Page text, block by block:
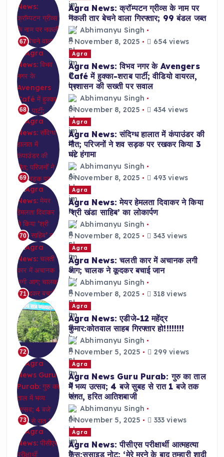
67
Agra News: क्रॉम्पटन ग्रीव्स के नाम पर
नकली तार बेचने वाला गिरफ्तार; 99 बंडल जब्त
Abhimanyu Singh
November 8, 2025
654 views
68
Agra
Agra News: विभव नगर के Avengers
Café में हुक्का-शराब पार्टी; वीडियो वायरल,
प्रशासन की सख्ती पर सवाल
Abhimanyu Singh
November 8, 2025
434 views
69
Agra
Agra News: संदिग्ध हालात में कंपाउंडर की
मौत; परिजनों ने शव सड़क पर रखकर किया 3
घंटे हंगामा
Abhimanyu Singh
November 8, 2025
493 views
70
Agra
Agra News: मेयर हेमलता दिवाकर ने किया
‘श्री खंडा साहिब’ का लोकार्पण
Abhimanyu Singh
November 8, 2025
343 views
71
Agra
Agra News: चलती कार में अचानक लगी
आग; चालक ने कूदकर बचाई जान
Abhimanyu Singh
November 8, 2025
318 views
72
Agra
Agra News: एडीजे-12 महेंद्र
कुमार:कोतवाल साहब गिरफ्तार हो!!!!!!!!
Abhimanyu Singh
November 5, 2025
299 views
73
Agra
Agra News Guru Purab: गुरु का ताल
में भव्य उत्सव; 4 बजे सुबह से रात 1 बजे तक
संगत, हरित आतिशबाजी
Abhimanyu Singh
November 5, 2025
333 views
Agra
Agra News: पीसीएस परीक्षार्थी आत्महत्या
केस:सुसाइड नोट: ‘मेरे मरने के बाद तुम्हारी शादी